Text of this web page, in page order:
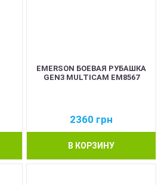
EMERSON БОЕВАЯ РУБАШКА
GEN3 MULTICAM EM8567
2360 грн
В КОРЗИНУ